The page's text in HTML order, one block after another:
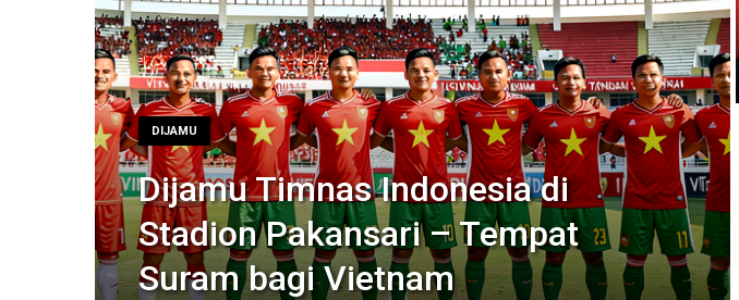
DIJAMU
Dijamu Timnas Indonesia di
Stadion Pakansari – Tempat
Suram bagi Vietnam